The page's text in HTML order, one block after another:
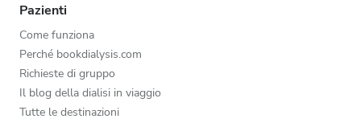
Pazienti
Come funziona
Perché bookdialysis.com
Richieste di gruppo
Il blog della dialisi in viaggio
Tutte le destinazioni